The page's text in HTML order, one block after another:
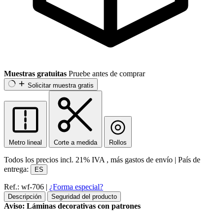
Muestras gratuitas Pruebe antes de comprar
Solicitar muestra gratis
Metro lineal Corte a medida Rollos
Todos los precios incl. 21% IVA , más gastos de envío | País de
entrega:
ES
Ref.: wf-706 | ¿Forma especial?
Descripción Seguridad del producto
Aviso: Láminas decorativas con patrones